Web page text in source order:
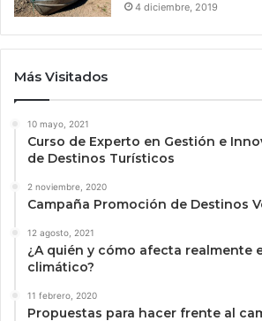
4 diciembre, 2019
Más Visitados
10 mayo, 2021
Curso de Experto en Gestión e
de Destinos Turísticos
2 noviembre, 2020
Campaña Promoción de Destinos
12 agosto, 2021
¿A quién y cómo afecta realmente
climático?
11 febrero, 2020
Propuestas para hacer frente al